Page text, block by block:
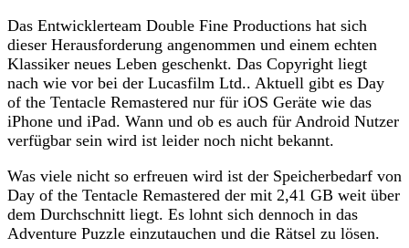
Das Entwicklerteam Double Fine Productions hat sich
dieser Herausforderung angenommen und einem echten
Klassiker neues Leben geschenkt. Das Copyright liegt
nach wie vor bei der Lucasfilm Ltd.. Aktuell gibt es Day
of the Tentacle Remastered nur für iOS Geräte wie das
iPhone und iPad. Wann und ob es auch für Android Nutzer
verfügbar sein wird ist leider noch nicht bekannt.
Was viele nicht so erfreuen wird ist der Speicherbedarf von
Day of the Tentacle Remastered der mit 2,41 GB weit über
dem Durchschnitt liegt. Es lohnt sich dennoch in das
Adventure Puzzle einzutauchen und die Rätsel zu lösen.